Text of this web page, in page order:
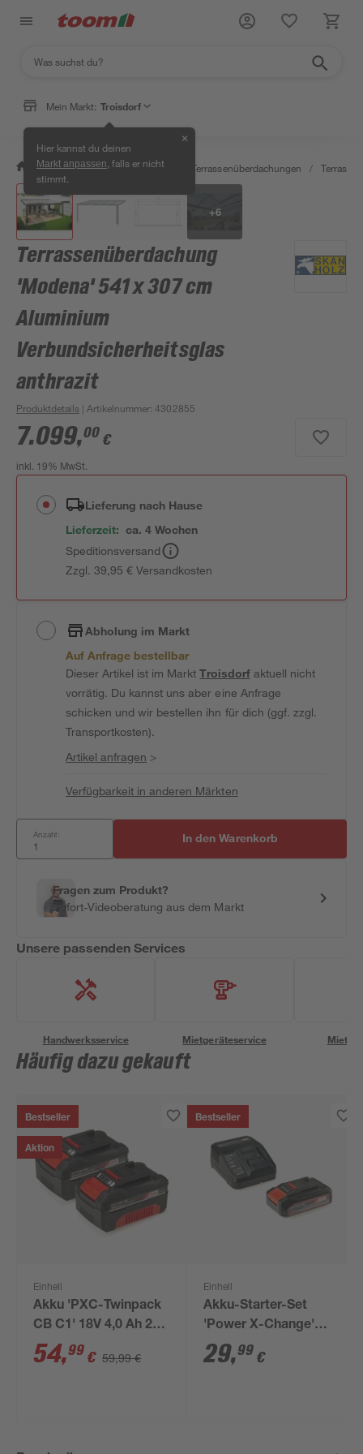
Mein Markt: Troisdorf
Hier kannst du deinen
Markt anpassen , falls er nicht
stimmt.
✕
/ Garten & Freizeit / Carports & Terrassenüberdachungen /
+6
Terrassenüberdachung
'Modena' 541 x 307 cm
Aluminium
Verbundsicherheitsglas
anthrazit
Produktdetails | Artikelnummer:4302855
7.099,00 €
inkl. 19% MwSt.
Lieferung nach Hause
Lieferzeit: ca. 4 Wochen
Speditionsversand
Zzgl. 39,95 € Versandkosten
Abholung im Markt
Auf Anfrage bestellbar
Dieser Artikel ist im MarktTroisdorfaktuell nicht
vorrätig. Du kannst uns aber eine Anfrage
schicken und wir bestellen ihn für dich (ggf. zzgl.
Transportkosten).
Artikel anfragen >
Verfügbarkeit in anderen Märkten
Anzahl: In den Warenkorb
Fragen zum Produkt?
Sofort-Videoberatung aus dem Markt
Unsere passenden Services
Handwerksservice Mietgeräteservice
Häufig dazu gekauft
Bestseller
Aktion
Einhell
Akku 'PXC-Twinpack
CB C1' 18V 4,0 Ah 2
Stück
54,99 € 59,99 €
Bestseller
Einhell
Akku-Starter-Set
'Power X-Change'
Ladegerät und Akku
18 V 2,5 Ah
29,99 €